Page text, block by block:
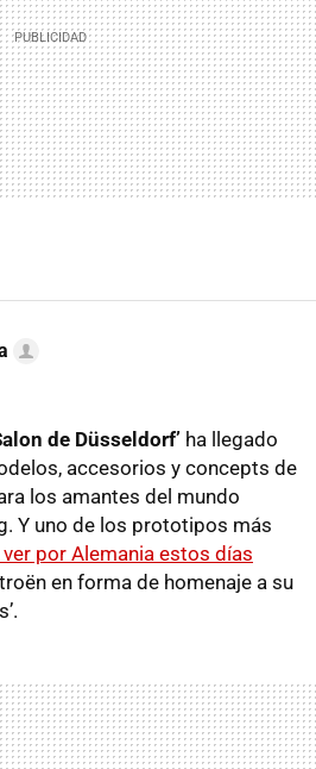
de Düsseldorf’ ha llegado
accesorios y concepts de
los amantes del mundo
Y uno de los prototipos más
por Alemania estos días
en forma de homenaje a su